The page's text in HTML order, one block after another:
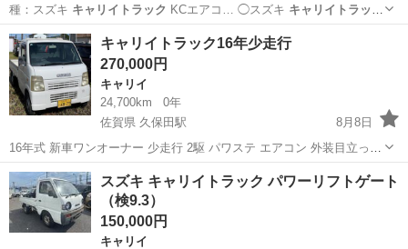
種：スズキ キャリイトラック KCエアコ… ◯スズキ キャリイトラック
ＫＣ！ …
愛媛 今治市 キャリイ 走行距離
キャリイトラック16年少走行
270,000円
キャリイ
24,700km
0年
佐賀県 久保田駅
8月8日
16年式 新車ワンオーナー 少走行 2駆 パワステ エアコン 外装目立った
傷，凹み無し。 委託車両 8月13日車検切れますので2年お付けしま
す！ 佐賀県内登録込みです！ 他の県の方は、相談下さい！
佐賀 杵島郡 久保田駅 キャリイ
スズキ キャリイトラック パワーリフトゲート
（検9.3）
150,000円
キャリイ